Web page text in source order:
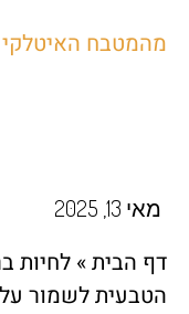
מהמטבח האיטלקי
מאי 13, 2025
דף הבית»לחיות
הטבעית לשמור על